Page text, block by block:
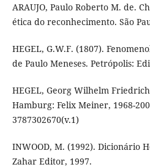
ARAUJO, Paulo Roberto M. de.
ética do reconhecimento. São
HEGEL, G.W.F. (1807).
de Paulo Meneses. Petrópolis:
HEGEL, Georg Wilhelm
Hamburg: Felix Meiner, 1968-
3787302670(v.1)
INWOOD, M. (1992). Dicionário
Zahar Editor, 1997.